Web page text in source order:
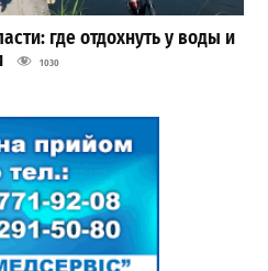
где отдохнуть у воды и
1030